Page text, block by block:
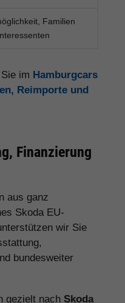
Familien
im Hamburgcars
Reimporte und
Finanzierung
aus ganz
Skoda EU-
wir Sie
bundesweiter
gezielt nach Skoda